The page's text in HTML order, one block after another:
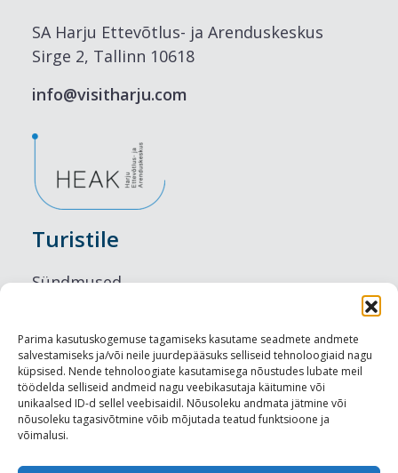
Parima kasutuskogemuse tagamiseks kasutame seadmete andmete
salvestamiseks ja/või neile juurdepääsuks selliseid tehnoloogiaid nagu
küpsised. Nende tehnoloogiate kasutamisega nõustudes lubate meil
töödelda selliseid andmeid nagu veebikasutaja käitumine või
unikaalsed ID-d sellel veebisaidil. Nõusoleku andmata jätmine või
nõusoleku tagasivõtmine võib mõjutada teatud funktsioone ja
võimalusi.
SA Harju Ettevõtlus- ja Arenduskeskus
Sirge 2, Tallinn 10618
info@visitharju.com
Turistile
Sündmused
Maitseelamused
Vaatamisväärsused
Visit Tallinn